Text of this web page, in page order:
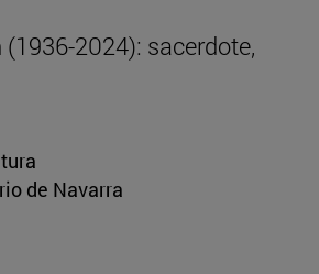
2024): sacerdote,
de Navarra